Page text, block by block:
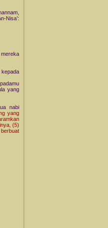
Nisa’:
yang
nabi
yang
(5)